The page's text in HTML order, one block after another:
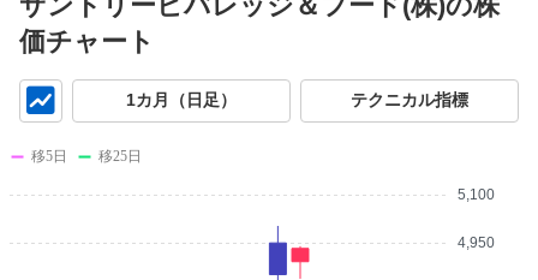
価チャート
1カ月（日足） テクニカル指標
4,950
5,100
移5日 移25日